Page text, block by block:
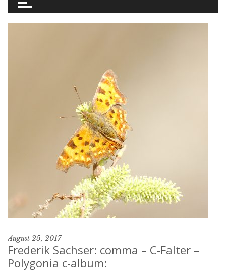
August 25, 2017
Frederik Sachser: comma – C-Falter –
Polygonia c-album: